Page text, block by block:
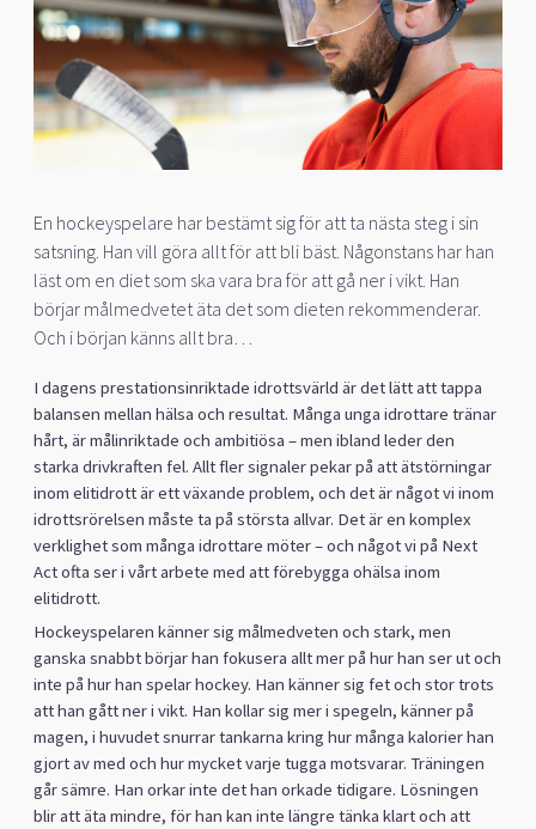
En hockeyspelare har bestämt sig för att ta nästa steg i sin
satsning. Han vill göra allt för att bli bäst. Någonstans har han
läst om en diet som ska vara bra för att gå ner i vikt. Han
börjar målmedvetet äta det som dieten rekommenderar.
Och i början känns allt bra…
I dagens prestationsinriktade idrottsvärld är det lätt att tappa
balansen mellan hälsa och resultat. Många unga idrottare tränar
hårt, är målinriktade och ambitiösa – men ibland leder den
starka drivkraften fel. Allt fler signaler pekar på att ätstörningar
inom elitidrott är ett växande problem, och det är något vi inom
idrottsrörelsen måste ta på största allvar. Det är en komplex
verklighet som många idrottare möter – och något vi på Next
Act ofta ser i vårt arbete med att förebygga ohälsa inom
elitidrott.
Hockeyspelaren känner sig målmedveten och stark, men
ganska snabbt börjar han fokusera allt mer på hur han ser ut och
inte på hur han spelar hockey. Han känner sig fet och stor trots
att han gått ner i vikt. Han kollar sig mer i spegeln, känner på
magen, i huvudet snurrar tankarna kring hur många kalorier han
gjort av med och hur mycket varje tugga motsvarar. Träningen
går sämre. Han orkar inte det han orkade tidigare. Lösningen
blir att äta mindre, för han kan inte längre tänka klart och att